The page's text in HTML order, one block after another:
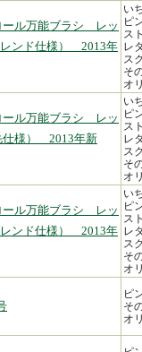
ル万能ブラシ レッ
ンド仕様） 2013年
い
ピ
ス
レ
ス
そ
オ
ル万能ブラシ レッ
仕様） 2013年新
い
ピ
ス
レ
ス
そ
オ
ル万能ブラシ レッ
ンド仕様） 2013年
い
ピ
ス
レ
ス
そ
オ
ピ
そ
オ